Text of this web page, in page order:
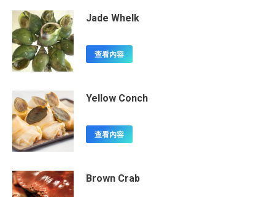
Jade Whelk
查看內容
Yellow Conch
查看內容
Brown Crab